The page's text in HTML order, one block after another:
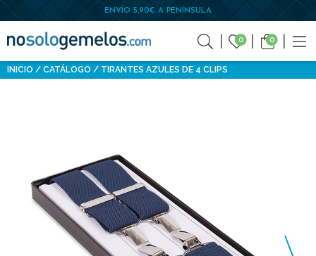
ENVÍO 5,90€ A PENÍNSULA
0 0
INICIO CATÁLOGO TIRANTES AZULES DE 4 CLIPS